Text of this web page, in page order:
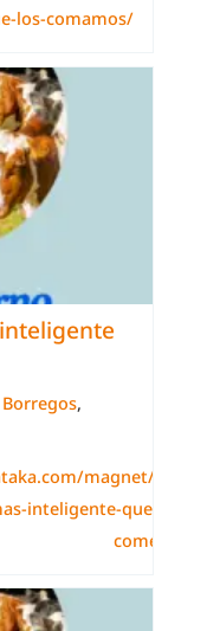
los-comamos/
Borregos,
magnet/cual-
inteligente-que-nos-
comemos